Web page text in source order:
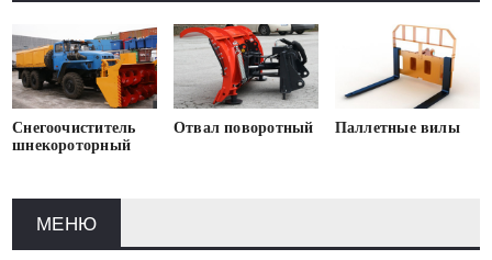
Снегоочиститель
шнекороторный
Отвал поворотный Паллетные вилы
МЕНЮ